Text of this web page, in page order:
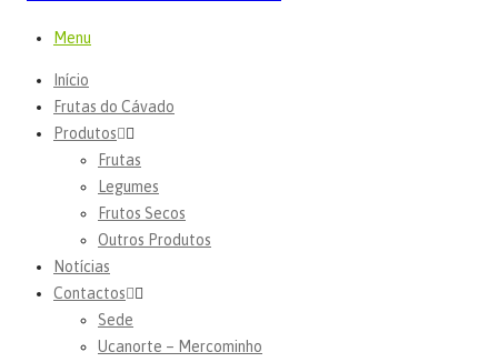
Menu
Início
Frutas do Cávado
Produtos
Frutas
Legumes
Frutos Secos
Outros Produtos
Notícias
Contactos
Sede
Ucanorte – Mercominho